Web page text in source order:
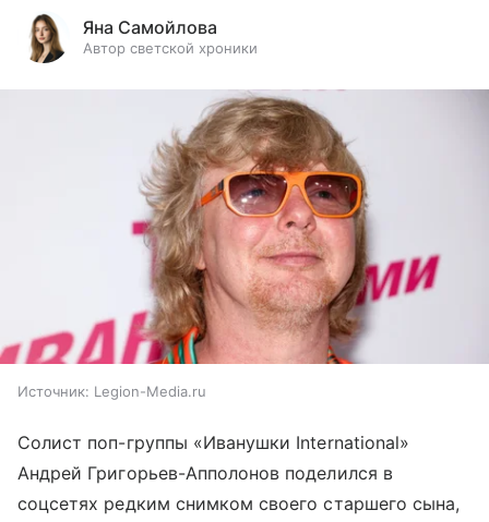
Яна Самойлова
Автор светской хроники
Источник: Legion-Media.ru
Солист поп-группы «Иванушки International»
Андрей Григорьев-Апполонов поделился в
соцсетях редким снимком своего старшего сына,